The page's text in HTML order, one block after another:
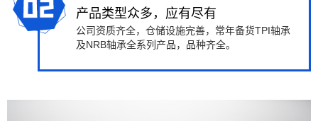
产品类型众多，应有尽有
公司资质齐全，仓储设施完善，常年备货TPI轴承
及NRB轴承全系列产品，品种齐全。